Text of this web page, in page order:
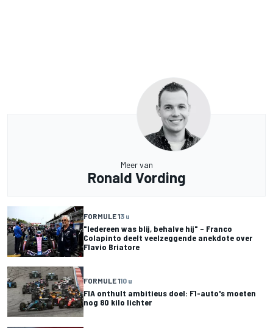
Meer van
Ronald Vording
FORMULE 13 u
"Iedereen was blij, behalve hij" – Franco
Colapinto deelt veelzeggende anekdote over
Flavio Briatore
FORMULE 110 u
FIA onthult ambitieus doel: F1-auto's moeten
nog 80 kilo lichter